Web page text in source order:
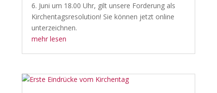
6. Juni um 18.00 Uhr, gilt unsere Forderung als
Kirchentagsresolution! Sie können jetzt online
unterzeichnen.
mehr lesen